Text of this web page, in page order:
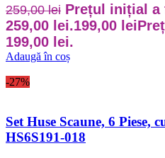
259,00lei Prețul inițial a
259,00 lei.199,00 lei
199,00 lei.
Adaugă în coș
-27%
Set Huse Scaune, 6 Piese,
HS6S191-018